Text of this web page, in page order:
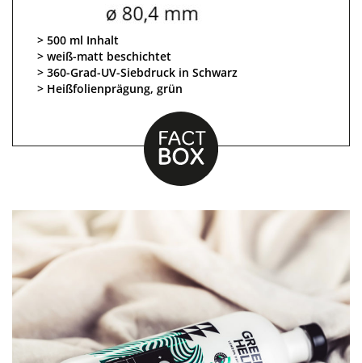
500 ml Inhalt
weiß-matt beschichtet
360-Grad-UV-Siebdruck in Schwarz
Heißfolienprägung, grün